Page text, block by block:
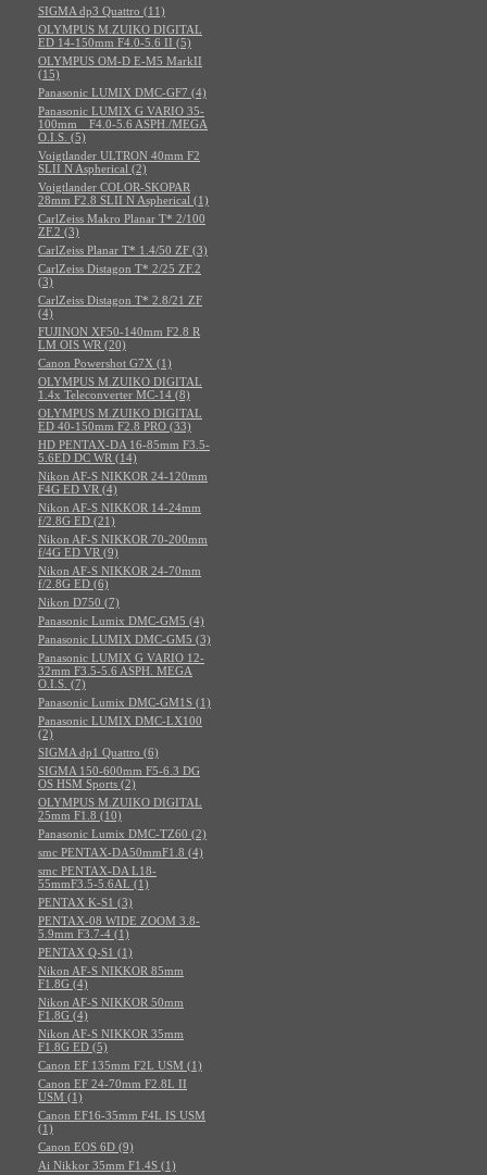
SIGMA dp3 Quattro (11)
OLYMPUS M.ZUIKO DIGITAL
ED 14-150mm F4.0-5.6 II (5)
OLYMPUS OM-D E-M5 MarkII
(15)
Panasonic LUMIX DMC-GF7 (4)
Panasonic LUMIX G VARIO 35-
100mm F4.0-5.6 ASPH./MEGA
O.I.S. (5)
Voigtlander ULTRON 40mm F2
SLII N Aspherical (2)
Voigtlander COLOR-SKOPAR
28mm F2.8 SLII N Aspherical (1)
CarlZeiss Makro Planar T* 2/100
ZF.2 (3)
CarlZeiss Planar T* 1.4/50 ZF (3)
CarlZeiss Distagon T* 2/25 ZF.2
(3)
CarlZeiss Distagon T* 2.8/21 ZF
(4)
FUJINON XF50-140mm F2.8 R
LM OIS WR (20)
Canon Powershot G7X (1)
OLYMPUS M.ZUIKO DIGITAL
1.4x Teleconverter MC-14 (8)
OLYMPUS M.ZUIKO DIGITAL
ED 40-150mm F2.8 PRO (33)
HD PENTAX-DA 16-85mm F3.5-
5.6ED DC WR (14)
Nikon AF-S NIKKOR 24-120mm
F4G ED VR (4)
Nikon AF-S NIKKOR 14-24mm
f/2.8G ED (21)
Nikon AF-S NIKKOR 70-200mm
f/4G ED VR (9)
Nikon AF-S NIKKOR 24-70mm
f/2.8G ED (6)
Nikon D750 (7)
Panasonic Lumix DMC-GM5 (4)
Panasonic LUMIX DMC-GM5 (3)
Panasonic LUMIX G VARIO 12-
32mm F3.5-5.6 ASPH. MEGA
O.I.S. (7)
Panasonic Lumix DMC-GM1S (1)
Panasonic LUMIX DMC-LX100
(2)
SIGMA dp1 Quattro (6)
SIGMA 150-600mm F5-6.3 DG
OS HSM Sports (2)
OLYMPUS M.ZUIKO DIGITAL
25mm F1.8 (10)
Panasonic Lumix DMC-TZ60 (2)
smc PENTAX-DA50mmF1.8 (4)
smc PENTAX-DA L18-
55mmF3.5-5.6AL (1)
PENTAX K-S1 (3)
PENTAX-08 WIDE ZOOM 3.8-
5.9mm F3.7-4 (1)
PENTAX Q-S1 (1)
Nikon AF-S NIKKOR 85mm
F1.8G (4)
Nikon AF-S NIKKOR 50mm
F1.8G (4)
Nikon AF-S NIKKOR 35mm
F1.8G ED (5)
Canon EF 135mm F2L USM (1)
Canon EF 24-70mm F2.8L II
USM (1)
Canon EF16-35mm F4L IS USM
(1)
Canon EOS 6D (9)
Ai Nikkor 35mm F1.4S (1)